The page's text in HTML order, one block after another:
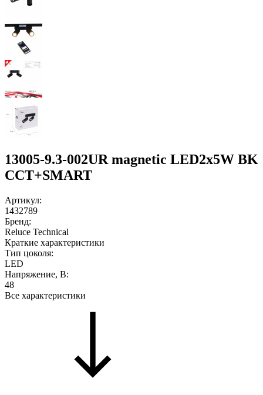
13005-9.3-002UR magnetic LED2x5W BK
CCT+SMART
Артикул:
1432789
Бренд:
Reluce Technical
Краткие характеристики
Тип цоколя:
LED
Напряжение, В:
48
Все характеристики